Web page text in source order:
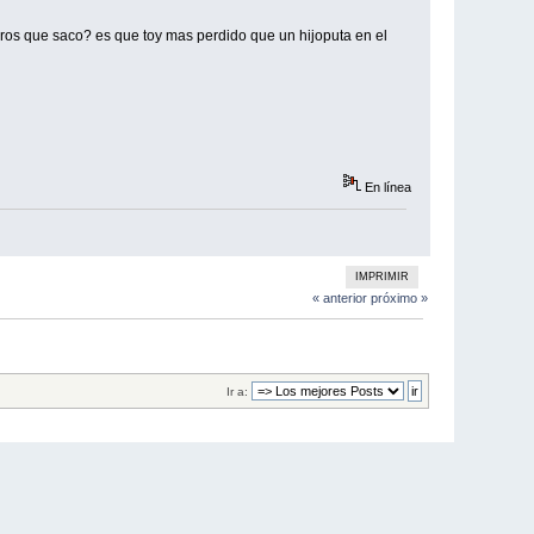
que saco? es que toy mas perdido que un hijoputa en el
En línea
IMPRIMIR
« anterior próximo »
Ir a: